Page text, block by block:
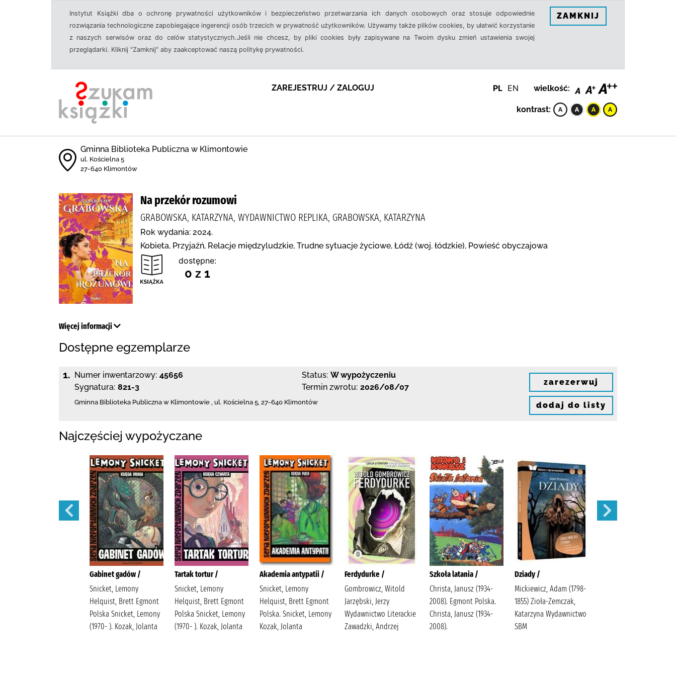
Instytut Książki dba o ochronę prywatności użytkowników i bezpieczeństwo przetwarzania ich danych osobowych oraz stosuje odpowiednie
rozwiązania technologiczne zapobiegające ingerencji osób trzecich w prywatność użytkowników. Używamy także plików cookies, by ułatwić korzystanie
z naszych serwisów oraz do celów statystycznych.Jeśli nie chcesz, by pliki cookies były zapisywane na Twoim dysku zmień ustawienia swojej
przeglądarki. Kliknij "Zamknij" aby zaakceptować naszą politykę prywatności.
ZAMKNIJ
ZAREJESTRUJ / ZALOGUJ PL EN wielkość:
kontrast:
Gminna Biblioteka Publiczna w Klimontowie
ul. Kościelna 5
27-640 Klimontów
Na przekór rozumowi
GRABOWSKA, KATARZYNA, WYDAWNICTWO REPLIKA, GRABOWSKA, KATARZYNA
Rok wydania: 2024.
Kobieta, Przyjaźń, Relacje międzyludzkie, Trudne sytuacje życiowe, Łódź (woj. łódzkie), Powieść obyczajowa
dostępne:
0 z 1
Więcej informacji
Dostępne egzemplarze
1. Numer inwentarzowy: 45656
Sygnatura: 821-3
Status: W wypożyczeniu
Termin zwrotu: 2026/08/07
Gminna Biblioteka Publiczna w Klimontowie , ul. Kościelna 5, 27-640 Klimontów
zarezerwuj
dodaj do listy
Najczęściej wypożyczane
Gabinet gadów /
Snicket, Lemony
Helquist, Brett Egmont
Polska Snicket, Lemony
(1970- ). Kozak, Jolanta
Tartak tortur /
Snicket, Lemony
Helquist, Brett Egmont
Polska Snicket, Lemony
(1970- ). Kozak, Jolanta
Akademia antypatii /
Snicket, Lemony
Helquist, Brett Egmont
Polska. Snicket, Lemony
Kozak, Jolanta
Ferdydurke /
Gombrowicz, Witold
Jarzębski, Jerzy
Wydawnictwo Literackie
Zawadzki, Andrzej
Szkoła latania /
Christa, Janusz (1934-
2008). Egmont Polska.
Christa, Janusz (1934-
2008).
Dziady /
Mickiewicz, Adam (1798-
1855) Zioła-Zemczak,
Katarzyna Wydawnictwo
SBM